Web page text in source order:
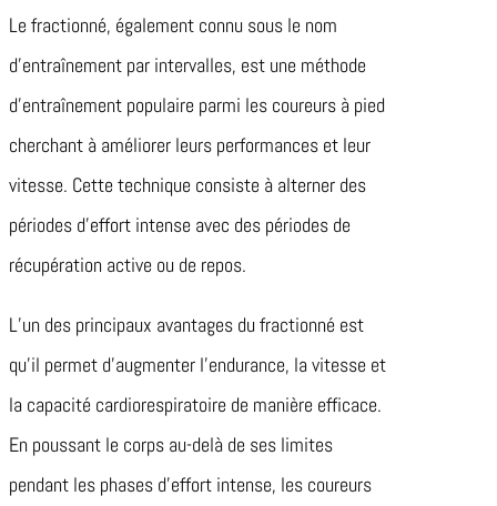
Le fractionné, également connu sous le nom
d’entraînement par intervalles, est une méthode
d’entraînement populaire parmi les coureurs à pied
cherchant à améliorer leurs performances et leur
vitesse. Cette technique consiste à alterner des
périodes d’effort intense avec des périodes de
récupération active ou de repos.
L’un des principaux avantages du fractionné est
qu’il permet d’augmenter l’endurance, la vitesse et
la capacité cardiorespiratoire de manière efficace.
En poussant le corps au-delà de ses limites
pendant les phases d’effort intense, les coureurs